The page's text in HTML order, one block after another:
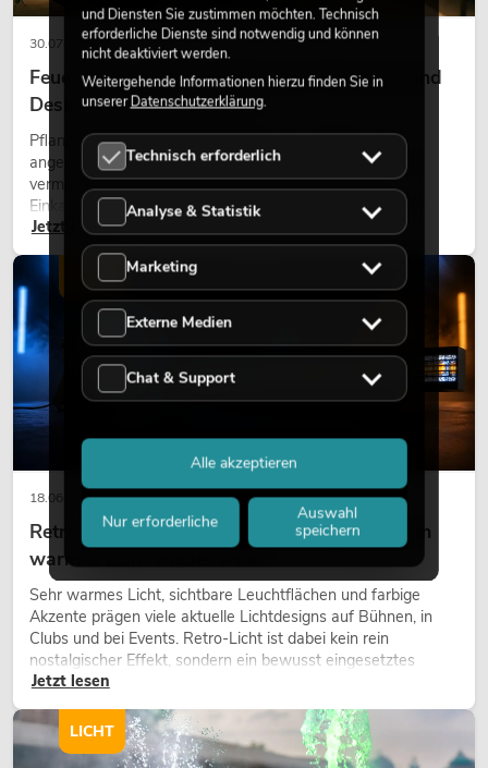
30.07.2026
Feuerhemmende Kunstpflanzen: Sicherheit und
Design perfekt kombiniert
Pflanzen machen Räume lebendig. Sie schaffen eine
angenehme Atmosphäre, verbessern das Ambiente und
vermitteln Natürlichkeit. Ob in Hotels, Restaurants,
Einkaufszentren, Bürogebäuden oder auf Messeständen:
eine hochwertige Begrünung gehört heute längst zum
modernen Raumkonzept.
Jetzt lesen
18.06.2026
Retro-Licht im modernen Lichtdesign: Warum
warmes Licht wieder wirkt
Sehr warmes Licht, sichtbare Leuchtflächen und farbige
Akzente prägen viele aktuelle Lichtdesigns auf Bühnen, in
Clubs und bei Events. Retro-Licht ist dabei kein rein
nostalgischer Effekt, sondern ein bewusst eingesetztes
Gestaltungsmittel: Es schafft Atmosphäre, gibt Szenen
Charakter und kann technische LED-Setups emotionaler
wirken lassen.
Jetzt lesen
LICHT
LICHT
und Diensten Sie zustimmen möchten. Technisch
erforderliche Dienste sind notwendig und können
nicht deaktiviert werden.
Weitergehende Informationen hierzu finden Sie in
unsererDatenschutzerklärung.
Technisch erforderlich
Analyse & Statistik
Marketing
Externe Medien
Chat & Support
Nur erforderliche
Auswahl
speichern
Alle akzeptieren